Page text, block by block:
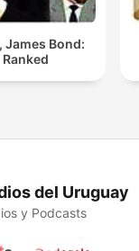
James Bond:
Ranked
del Uruguay
y Podcasts